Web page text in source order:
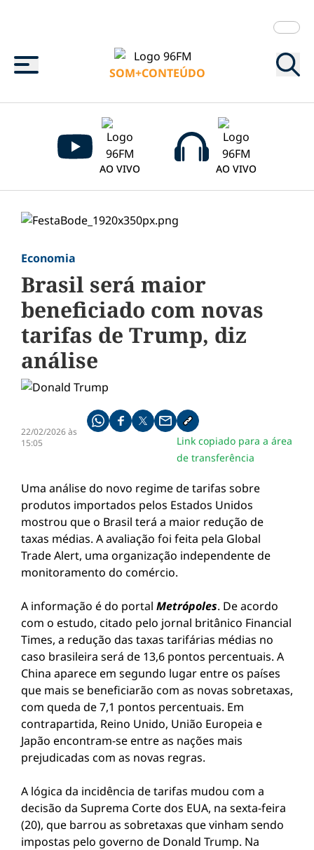
Menu
SOM+CONTEÚDO
AO VIVO AO VIVO
Economia
Brasil será maior
beneficiado com novas
tarifas de Trump, diz
análise
22/02/2026 às
15:05
Compartilhe pelo whatsapp
Compartilhar no facebook
Compartilhar no twitter
Compartilhe pelo email
Copiar link da notícia
Link copiado para a área
de transferência
Uma análise do novo regime de tarifas sobre
produtos importados pelos Estados Unidos
mostrou que o Brasil terá a maior redução de
taxas médias. A avaliação foi feita pela Global
Trade Alert, uma organização independente de
monitoramento do comércio.
A informação é do portal Metrópoles. De acordo
com o estudo, citado pelo jornal britânico Financial
Times, a redução das taxas tarifárias médias no
caso brasileira será de 13,6 pontos percentuais. A
China aparece em segundo lugar entre os países
que mais se beneficiarão com as novas sobretaxas,
com queda de 7,1 pontos percentuais. Em
contrapartida, Reino Unido, União Europeia e
Japão encontram-se entre as nações mais
prejudicadas com as novas regras.
A lógica da incidência de tarifas mudou com a
decisão da Suprema Corte dos EUA, na sexta-feira
(20), que barrou as sobretaxas que vinham sendo
impostas pelo governo de Donald Trump. Na